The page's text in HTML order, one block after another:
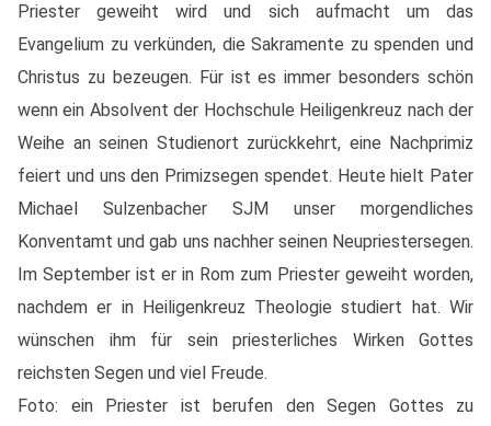
Priester geweiht wird und sich aufmacht um das
Evangelium zu verkünden, die Sakramente zu spenden und
Christus zu bezeugen. Für ist es immer besonders schön
wenn ein Absolvent der Hochschule Heiligenkreuz nach der
Weihe an seinen Studienort zurückkehrt, eine Nachprimiz
feiert und uns den Primizsegen spendet. Heute hielt Pater
Michael Sulzenbacher SJM unser morgendliches
Konventamt und gab uns nachher seinen Neupriestersegen.
Im September ist er in Rom zum Priester geweiht worden,
nachdem er in Heiligenkreuz Theologie studiert hat. Wir
wünschen ihm für sein priesterliches Wirken Gottes
reichsten Segen und viel Freude.
Foto: ein Priester ist berufen den Segen Gottes zu